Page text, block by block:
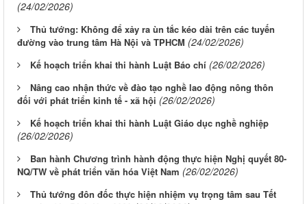
(24/02/2026)
Thủ tướng: Không để xảy ra ùn tắc kéo dài trên các tuyến
đường vào trung tâm Hà Nội và TPHCM (24/02/2026)
Kế hoạch triển khai thi hành Luật Báo chí (26/02/2026)
Nâng cao nhận thức về đào tạo nghề lao động nông thôn
đối với phát triển kinh tế - xã hội (26/02/2026)
Kế hoạch triển khai thi hành Luật Giáo dục nghề nghiệp
(26/02/2026)
Ban hành Chương trình hành động thực hiện Nghị quyết 80-
NQ/TW về phát triển văn hóa Việt Nam (26/02/2026)
Thủ tướng đôn đốc thực hiện nhiệm vụ trọng tâm sau Tết